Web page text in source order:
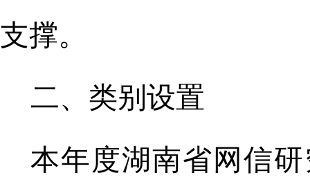
支撑。
二、类别设置
本年度湖南省网信